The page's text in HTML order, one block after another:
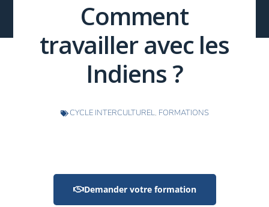
Comment
travailler avec les
Indiens ?
CYCLE INTERCULTUREL, FORMATIONS
Demander votre formation